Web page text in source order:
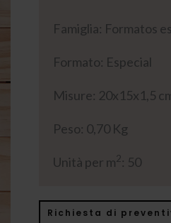
Famiglia: Formatos
Formato: Especial
Misure: 20x15x1,5
Peso: 0,70 Kg
Unità per m2: 50
Richiesta di